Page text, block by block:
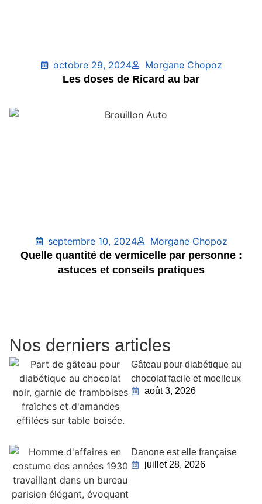
octobre 29, 2024
Morgane Chopoz
Les doses de Ricard au bar
septembre 10, 2024
Morgane Chopoz
Quelle quantité de vermicelle par personne :
astuces et conseils pratiques
Nos derniers articles
Gâteau pour diabétique au
chocolat facile et moelleux
août 3, 2026
Danone est elle française
juillet 28, 2026